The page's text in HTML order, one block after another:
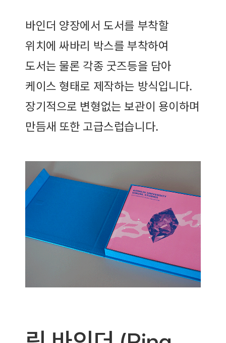
바인더 양장에서 도서를 부착할
위치에 싸바리 박스를 부착하여
도서는 물론 각종 굿즈등을 담아
케이스 형태로 제작하는 방식입니다.
장기적으로 변형없는 보관이 용이하며
만듬새 또한 고급스럽습니다.